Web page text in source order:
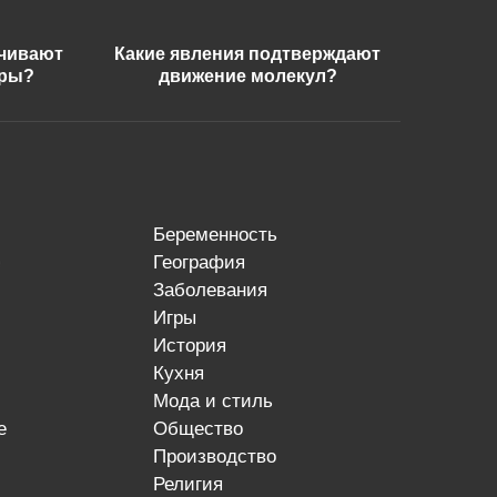
Какие явления подтверждают
движение молекул?
беременность
география
заболевания
игры
история
кухня
мода и стиль
общество
производство
религия